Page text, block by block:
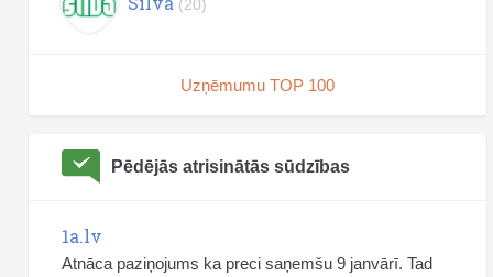
(20)
Uzņēmumu TOP 100
Pēdējās atrisinātās sūdzības
1a.lv
Atnāca paziņojums ka preci saņemšu 9 janvārī. Tad